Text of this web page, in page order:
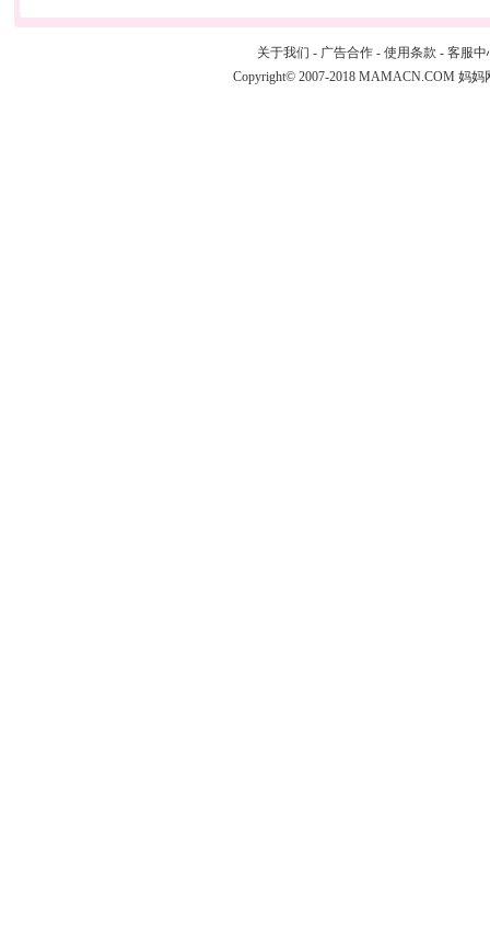
关于我们 - 广告合作 - 使用条款 - 客服中
Copyright© 2007-2018 MAMACN.COM 妈妈